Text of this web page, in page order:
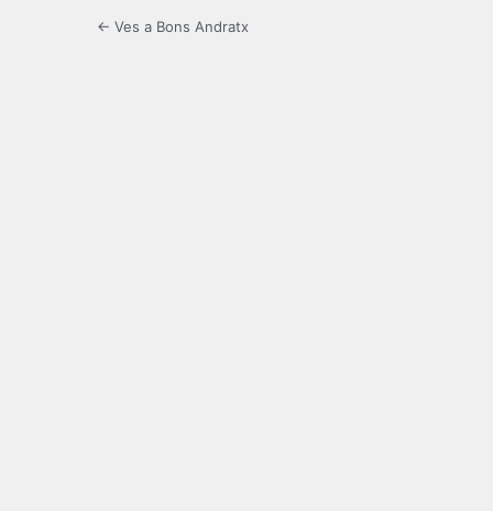
← Ves a Bons Andratx